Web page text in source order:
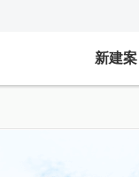
新建案